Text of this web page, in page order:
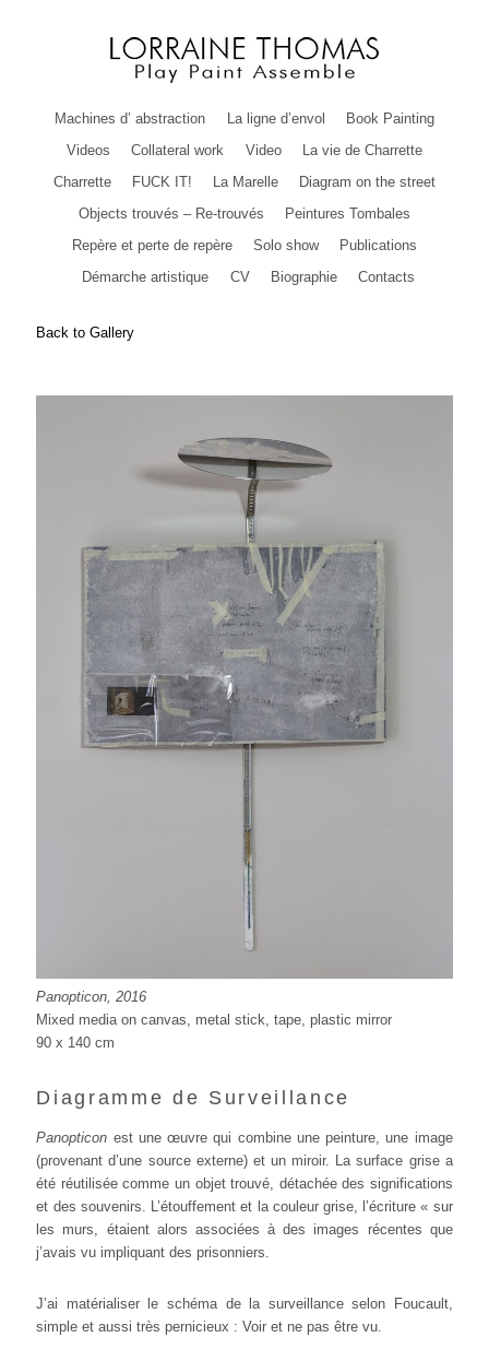
Machines d’ abstraction La ligne d’envol
Book Painting
Videos
Collateral work Video
La vie de Charrette
Charrette
FUCK IT! La Marelle
Diagram on the street
Objects trouvés – Re-trouvés
Peintures Tombales
Repère et perte de repère
Solo show
Publications
Démarche artistique
CV Biographie Contacts
Back to Gallery
Panopticon, 2016
Mixed media on canvas, metal stick, tape, plastic mirror
90 x 140 cm
Diagramme de Surveillance
Panopticon est une œuvre qui combine une peinture, une image
(provenant d’une source externe) et un miroir. La surface grise a
été réutilisée comme un objet trouvé, détachée des significations
et des souvenirs. L’étouffement et la couleur grise, l’écriture « sur
les murs, étaient alors associées à des images récentes que
j’avais vu impliquant des prisonniers.
J’ai matérialiser le schéma de la surveillance selon Foucault,
simple et aussi très pernicieux : Voir et ne pas être vu.